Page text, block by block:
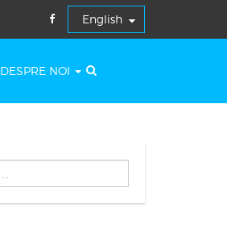
DESPRE NOI